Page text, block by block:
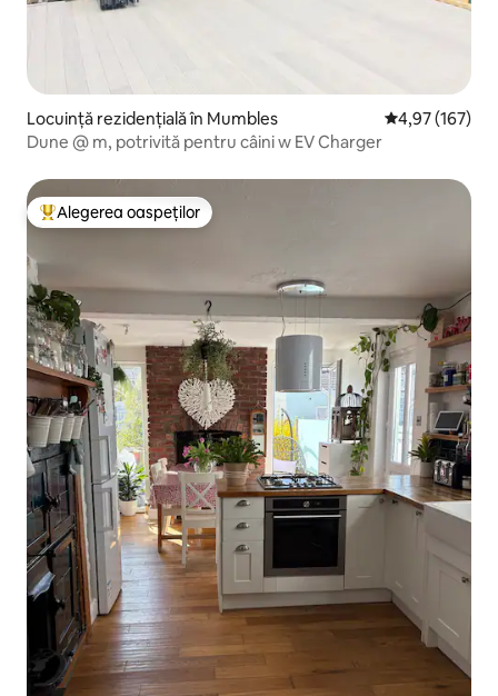
Locuință rezidențială în Mumbles Scor mediu de
4,97 (167)
Dune @ m, potrivită pentru câini w EV Charger
Locuință din topul categoriei Alegerea oaspeților
Alegerea oaspeților